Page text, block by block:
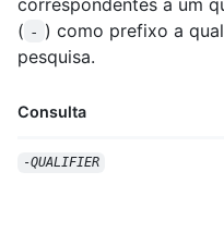
( - ) como prefixo a
pesquisa.
Consulta
-QUALIFIER